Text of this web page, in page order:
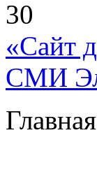
30
«Сайт
СМИ